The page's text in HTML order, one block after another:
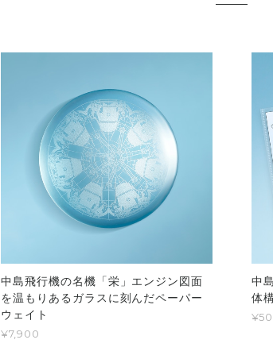
中島飛行機の名機「栄」エンジン図面
を温もりあるガラスに刻んだペーパー
ウェイト
¥7,900
中
体